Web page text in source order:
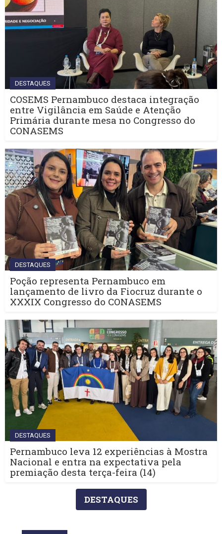
DESTAQUES
COSEMS Pernambuco destaca integração
entre Vigilância em Saúde e Atenção
Primária durante mesa no Congresso do
CONASEMS
DESTAQUES
Poção representa Pernambuco em
lançamento de livro da Fiocruz durante o
XXXIX Congresso do CONASEMS
DESTAQUES
Pernambuco leva 12 experiências à Mostra
Nacional e entra na expectativa pela
premiação desta terça-feira (14)
DESTAQUES